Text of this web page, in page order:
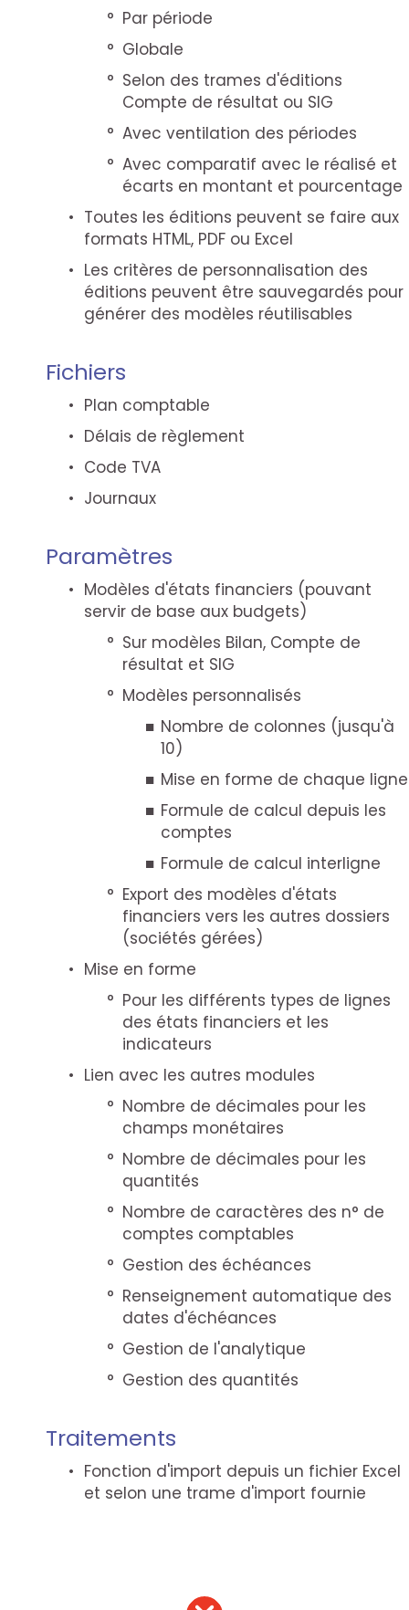
Par période
Globale
Selon des trames d'éditions
Compte de résultat ou SIG
Avec ventilation des périodes
Avec comparatif avec le réalisé et
écarts en montant et pourcentage
Toutes les éditions peuvent se faire aux
formats HTML, PDF ou Excel
Les critères de personnalisation des
éditions peuvent être sauvegardés pour
générer des modèles réutilisables
Fichiers
Plan comptable
Délais de règlement
Code TVA
Journaux
Paramètres
Modèles d'états financiers (pouvant
servir de base aux budgets)
Sur modèles Bilan, Compte de
résultat et SIG
Modèles personnalisés
Nombre de colonnes (jusqu'à
10)
Mise en forme de chaque ligne
Formule de calcul depuis les
comptes
Formule de calcul interligne
Export des modèles d'états
financiers vers les autres dossiers
(sociétés gérées)
Mise en forme
Pour les différents types de lignes
des états financiers et les
indicateurs
Lien avec les autres modules
Nombre de décimales pour les
champs monétaires
Nombre de décimales pour les
quantités
Nombre de caractères des n° de
comptes comptables
Gestion des échéances
Renseignement automatique des
dates d'échéances
Gestion de l'analytique
Gestion des quantités
Traitements
Fonction d'import depuis un fichier Excel
et selon une trame d'import fournie